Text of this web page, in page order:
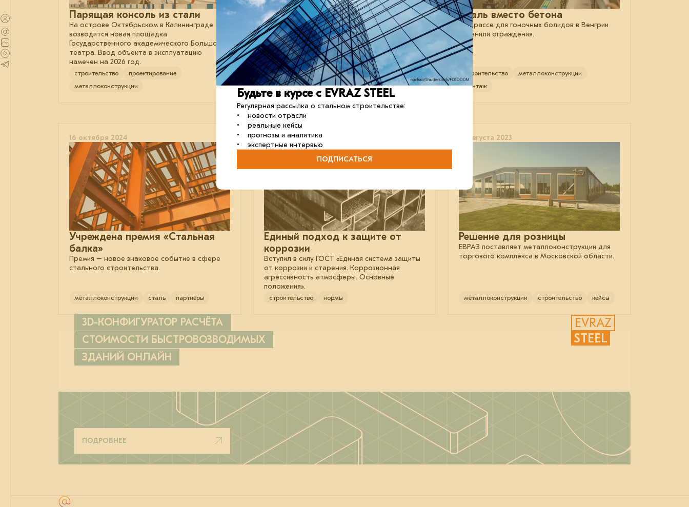
Парящая консоль из стали
На острове Октябрьском в Калининграде
возводится новая площадка
Государственного академического Большого
театра. Ввод объекта в эксплуатацию
намечен на 2026 год.
строительство
проектирование
металлоконструкции
НТЗМК поставит 15 тыс. т
металлоконструкций для ТЭС в
Якутии
Завод обеспечит стройматериалом ключевой
энергетический объект на Крайнем Севере.
сталь строительство отрасль
Сталь вместо бетона
На трассе для гоночных болидов в Венгрии
заменили ограждения.
строительство
металлоконструкции
монтаж
16 октября 2024
Учреждена премия «Стальная
балка»
Премия – новое знаковое событие в сфере
стального строительства.
металлоконструкции сталь партнёры
12 апреля 2024
Единый подход к защите от
коррозии
Вступил в силу ГОСТ «Единая система защиты
от коррозии и старения. Коррозионная
агрессивность атмосферы. Основные
положения».
строительство нормы
16 августа 2023
Решение для розницы
ЕВРАЗ поставляет металлоконструкции для
торгового комплекса в Московской области.
металлоконструкции строительство кейсы
3D-КОНФИГУРАТОР РАСЧЁТА
СТОИМОСТИ БЫСТРОВОЗВОДИМЫХ
ЗДАНИЙ ОНЛАЙН
EVRAZ
STEEL
ПОДРОБНЕЕ
Будьте в курсе с EVRAZ STEEL
Регулярная рассылка о стальном строительстве:
• новости отрасли
• реальные кейсы
• прогнозы и аналитика
• экспертные интервью
ПОДПИСАТЬСЯ